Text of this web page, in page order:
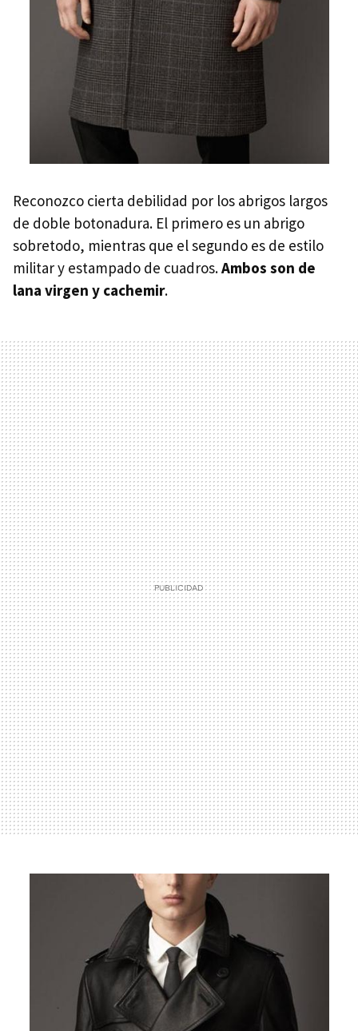
Reconozco cierta debilidad por los abrigos largos
de doble botonadura. El primero es un abrigo
sobretodo, mientras que el segundo es de estilo
militar y estampado de cuadros.Ambos son de
lana virgen y cachemir.